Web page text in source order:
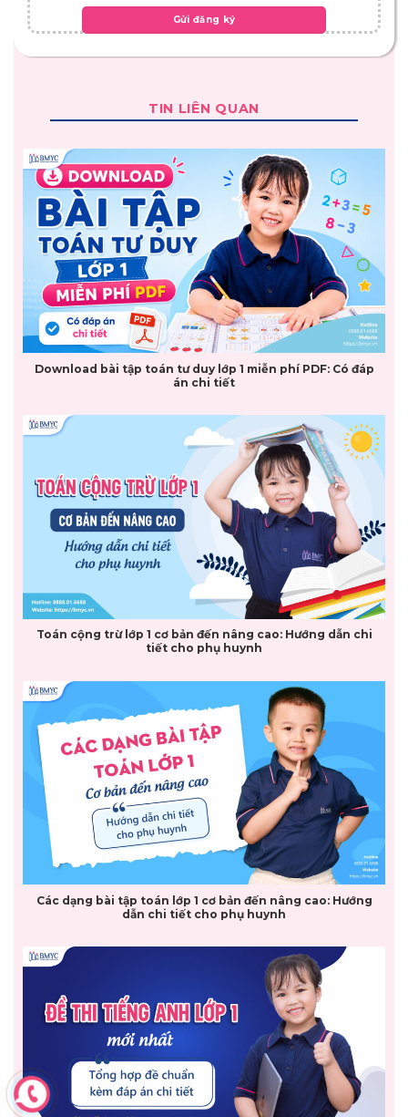
TIN LIÊN QUAN
Download bài tập toán tư duy lớp 1 miễn phí PDF: Có đáp
án chi tiết
Toán cộng trừ lớp 1 cơ bản đến nâng cao: Hướng dẫn chi
tiết cho phụ huynh
Các dạng bài tập toán lớp 1 cơ bản đến nâng cao: Hướng
dẫn chi tiết cho phụ huynh